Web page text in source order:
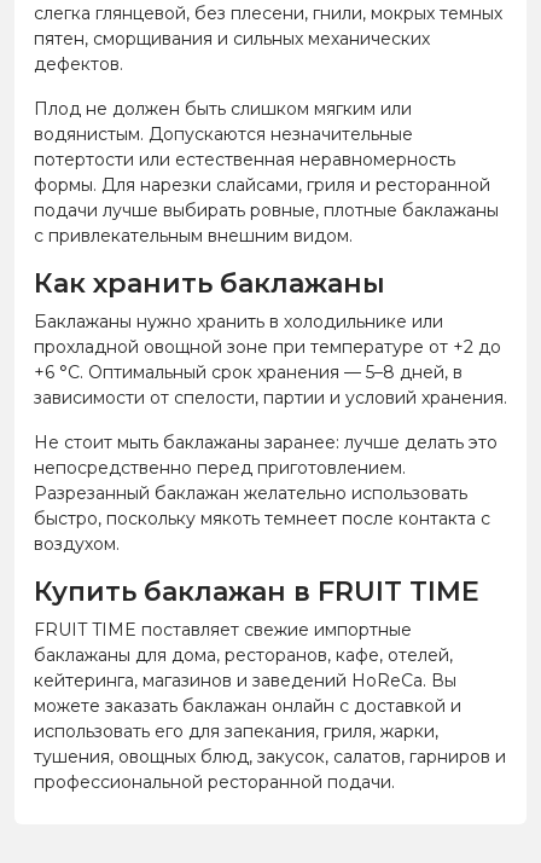
слегка глянцевой, без плесени, гнили, мокрых темных
пятен, сморщивания и сильных механических
дефектов.
Плод не должен быть слишком мягким или
водянистым. Допускаются незначительные
потертости или естественная неравномерность
формы. Для нарезки слайсами, гриля и ресторанной
подачи лучше выбирать ровные, плотные баклажаны
с привлекательным внешним видом.
Как хранить баклажаны
Баклажаны нужно хранить в холодильнике или
прохладной овощной зоне при температуре от +2 до
+6 °C. Оптимальный срок хранения — 5–8 дней, в
зависимости от спелости, партии и условий хранения.
Не стоит мыть баклажаны заранее: лучше делать это
непосредственно перед приготовлением.
Разрезанный баклажан желательно использовать
быстро, поскольку мякоть темнеет после контакта с
воздухом.
Купить баклажан в FRUIT TIME
FRUIT TIME поставляет свежие импортные
баклажаны для дома, ресторанов, кафе, отелей,
кейтеринга, магазинов и заведений HoReCa. Вы
можете заказать баклажан онлайн с доставкой и
использовать его для запекания, гриля, жарки,
тушения, овощных блюд, закусок, салатов, гарниров и
профессиональной ресторанной подачи.